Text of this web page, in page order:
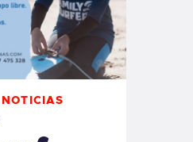
NOTICIAS